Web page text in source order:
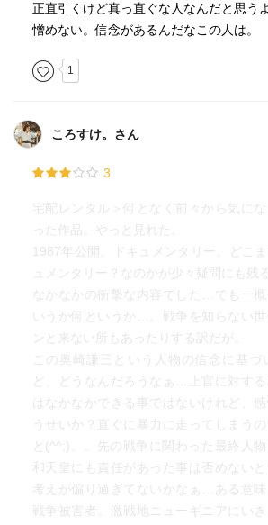
じさんに対して、警官が「先生」って呼
他の出演者の方々はベース口が重い。
って日本の戦争
体験記がほとんどないことと同じ。
的。
くじびきで殺すなんてのも信じがたいし、
酷い話で口を開きたくない気持ちもわ
知らなければな
らないですよね。
正直引くけど真っ直ぐな人なんだと思うよ
憎めない。信念があるんだなこの人は。
1
ころすけ。さん
3
宅配レンタル＞何となく前々から気にな
った作品。やっと見れた。
1987年公開。ドキュメンタリー。どこ
ュメンタリー？なのかが少々疑問にも残
なかなかの衝撃な内容でした…でも一概
いうか何というか…。戦争を知らない世
ンと来ない所もあったりする訳だが。
この奥崎謙三という人物の信念に基づ
ど、どうなんだろうなぁ…上官に対す
はなかなかできる事ではないけれど、
うせいか？直ぐに暴力に走ってしまう
と(^^;)。。先の戦争に関わった最終人物
和天皇にも責任があった事は否めない
考えが偏り過ぎてないかなぁ…ある意
戦争被害者。激戦地ニューギニアにい